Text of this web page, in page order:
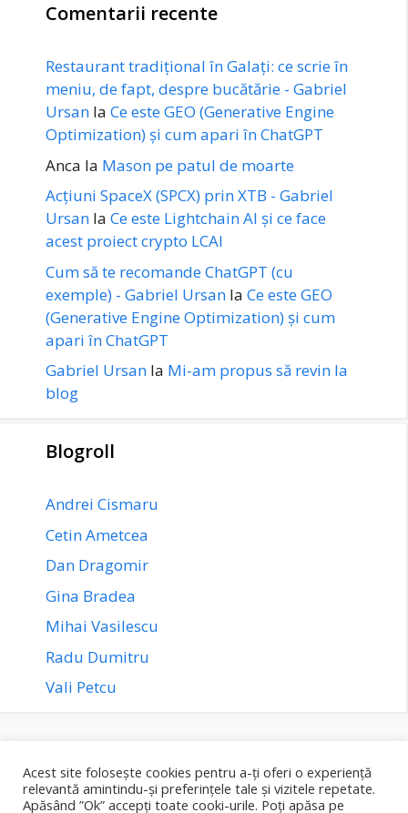
Comentarii recente
Restaurant tradițional în Galați: ce scrie în
meniu, de fapt, despre bucătărie - Gabriel
Ursan la Ce este GEO (Generative Engine
Optimization) și cum apari în ChatGPT
Anca la Mason pe patul de moarte
Acțiuni SpaceX (SPCX) prin XTB - Gabriel
Ursan la Ce este Lightchain AI și ce face
acest proiect crypto LCAI
Cum să te recomande ChatGPT (cu
exemple) - Gabriel Ursan la Ce este GEO
(Generative Engine Optimization) și cum
apari în ChatGPT
Gabriel Ursan la Mi-am propus să revin la
blog
Blogroll
Andrei Cismaru
Cetin Ametcea
Dan Dragomir
Gina Bradea
Mihai Vasilescu
Radu Dumitru
Vali Petcu
Acest site folosește cookies pentru a-ți oferi o experiență
relevantă amintindu-și preferințele tale și vizitele repetate.
Apăsând ”Ok” accepți toate cooki-urile. Poți apăsa pe